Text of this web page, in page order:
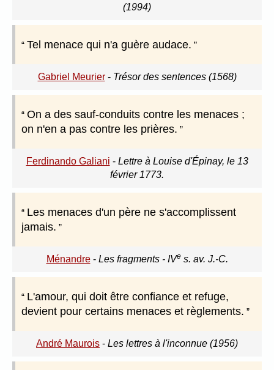
(1994)
Tel menace qui n'a guère audace.
Gabriel Meurier- Trésor des sentences (1568)
On a des sauf-conduits contre les menaces ;
on n'en a pas contre les prières.
Ferdinando Galiani - Lettre à Louise d'Épinay, le 13
février 1773.
Les menaces d'un père ne s'accomplissent
jamais.
Ménandre- Les fragments - IVes. av. J.-C.
L'amour, qui doit être confiance et refuge,
devient pour certains menaces et règlements.
André Maurois - Les lettres à l'inconnue (1956)